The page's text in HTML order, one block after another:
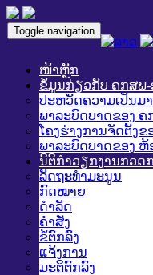
Toggle navigation
ໜ້າຫຼັກ
ຂໍ້ມູນກ່ຽວກັບ ຄກສພ
ປະຫວັດຄວາມເປັນມ
ພາລະບົດບາດຂອງ
ໂຄງຮ່າງການຈັດຕັ້ງ
ພາລະບົດບາດຂອງ ຫ້
ນິຕິກໍາວຽກງານກວດ
ລັດຖະທໍາມະນູນ
ກົດໝາຍ
ດໍາລັດ
ຄໍາສັ່ງ
ຂໍ້ຕົກລົງ
ແຈ້ງການ
ມະຕິຕົກລົງ